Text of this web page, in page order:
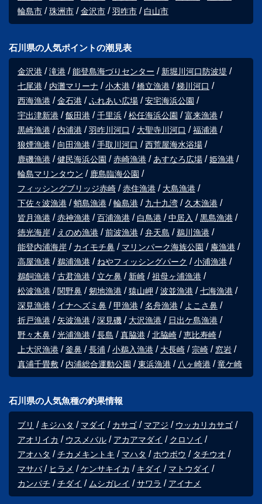
輪島市
珠洲市 金沢市 羽咋市 白山市
石川県の人気ポイントの潮見表
金沢港 滝港 能登島海づりセンター
新堀川河口防波堤
七尾港
内灘マリーナ 小木港 橋立漁港
梯川河口
西海漁港
金石港 ふれあい広場
安宅海浜公園
宇出津新港
飯田港 千里浜 松任海浜公園
富来漁港
黒崎漁港
内浦港 羽咋川河口 大聖寺川河口
福浦港
狼煙漁港
向田漁港 手取川河口
西荒屋海水浴場
鹿磯漁港
健民海浜公園 赤崎漁港 あすなろ広場
姫漁港
輪島マリンタウン
鹿島臨海公園
フィッシングブリッジ赤崎
赤住漁港
大島漁港
下佐々波漁港
蛸島漁港 輪島港 九十九湾
久木漁港
皆月漁港
赤神漁港 百浦漁港 白鳥港 中居入
黒島漁港
徳光海岸
えのめ漁港 前波漁港 弁天島
鵜川漁港
能登内浦海岸
カイモチ鼻 マリンパーク海族公園
庵漁港
高屋漁港
鵜浦漁港 ねやフィッシングパーク
小浦漁港
鵜飼漁港
古君漁港 立ケ鼻 新崎
祖母ヶ浦漁港
松波漁港
関野鼻 剱地漁港 猿山岬 波並漁港
七海漁港
深見漁港
イナヘズミ鼻 甲漁港 名舟漁港
よこさ鼻
折戸漁港
矢波漁港 深見磯 大沢漁港
日出ケ島漁港
野々木鼻
光浦漁港 長島 真脇港 北脇崎
恵比寿崎
上大沢漁港
釜鼻 長浦 小鵜入漁港 大長崎 宗崎
窓岩
真浦千畳敷
内浦総合運動公園 東浜漁港 八ヶ崎港 竜ケ崎
石川県の人気魚種の釣果情報
ブリ キジハタ マダイ カサゴ マアジ
ウッカリカサゴ
アオリイカ
ウスメバル アカアマダイ
クロソイ
アオハタ
チカメキントキ マハタ ホウボウ
タチウオ
マサバ
ヒラメ ケンサキイカ キダイ
マトウダイ
カンパチ
チダイ ムシガレイ サワラ アイナメ